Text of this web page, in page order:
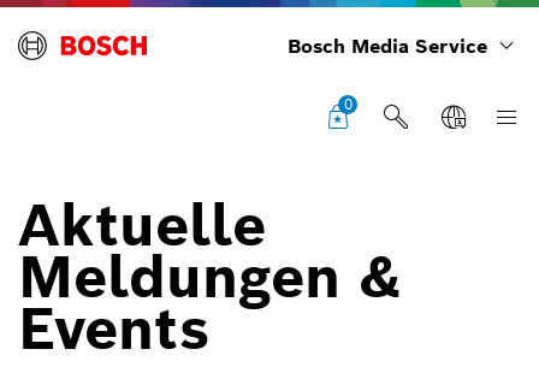
Bosch Media Service
0
Aktuelle
Meldungen &
Events